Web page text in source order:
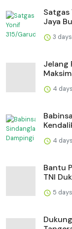
Satgas
Jaya
3
Jelang
4
4
Bantu
TNI
5